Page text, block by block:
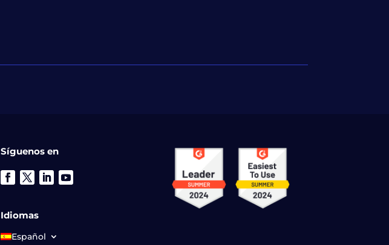
Síguenos en
Idiomas
Español